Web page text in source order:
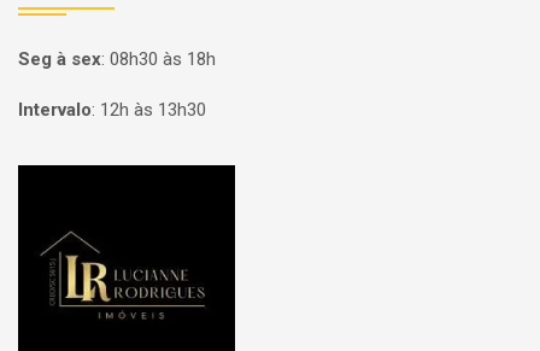
Seg à sex: 08h30 às 18h
Intervalo: 12h às 13h30